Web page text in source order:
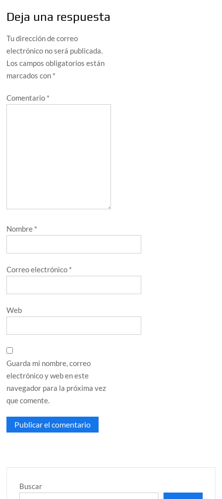
Deja una respuesta
Tu dirección de correo
electrónico no será publicada.
Los campos obligatorios están
marcados con *
Comentario *
Nombre *
Correo electrónico *
Web
Guarda mi nombre, correo
electrónico y web en este
navegador para la próxima vez
que comente.
Buscar